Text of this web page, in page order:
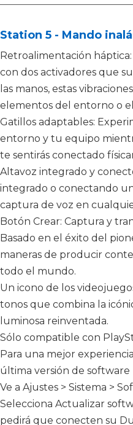
5 - Mando
Retroalimentación
con dos activadores que
las manos, estas
elementos del entorno o
Gatillos adaptables:
entorno y tu equipo
te sentirás conectado
Altavoz integrado y
integrado o conectando
captura de voz en
Botón Crear: Captura y
Basado en el éxito del
maneras de producir
todo el mundo.
Un icono de los
tonos que combina la
luminosa reinventada.
Sólo compatible con
Para una mejor
última versión de software
Ve a Ajustes > Sistema >
Selecciona Actualizar
pedirá que conecten su